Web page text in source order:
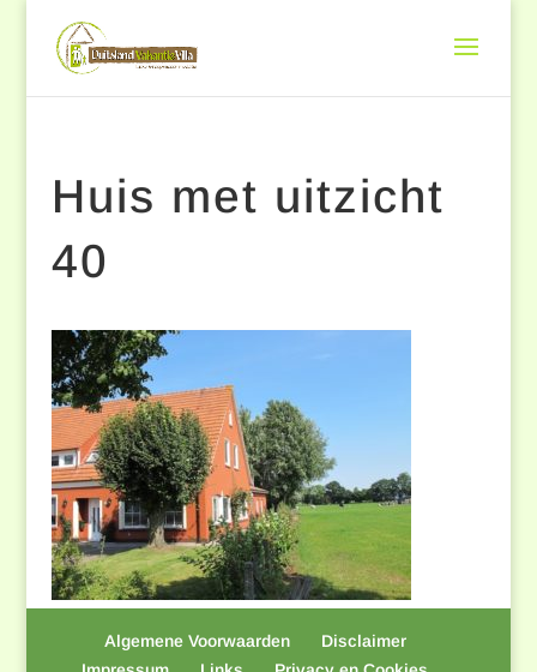
Huis met uitzicht
40
Algemene Voorwaarden
Disclaimer